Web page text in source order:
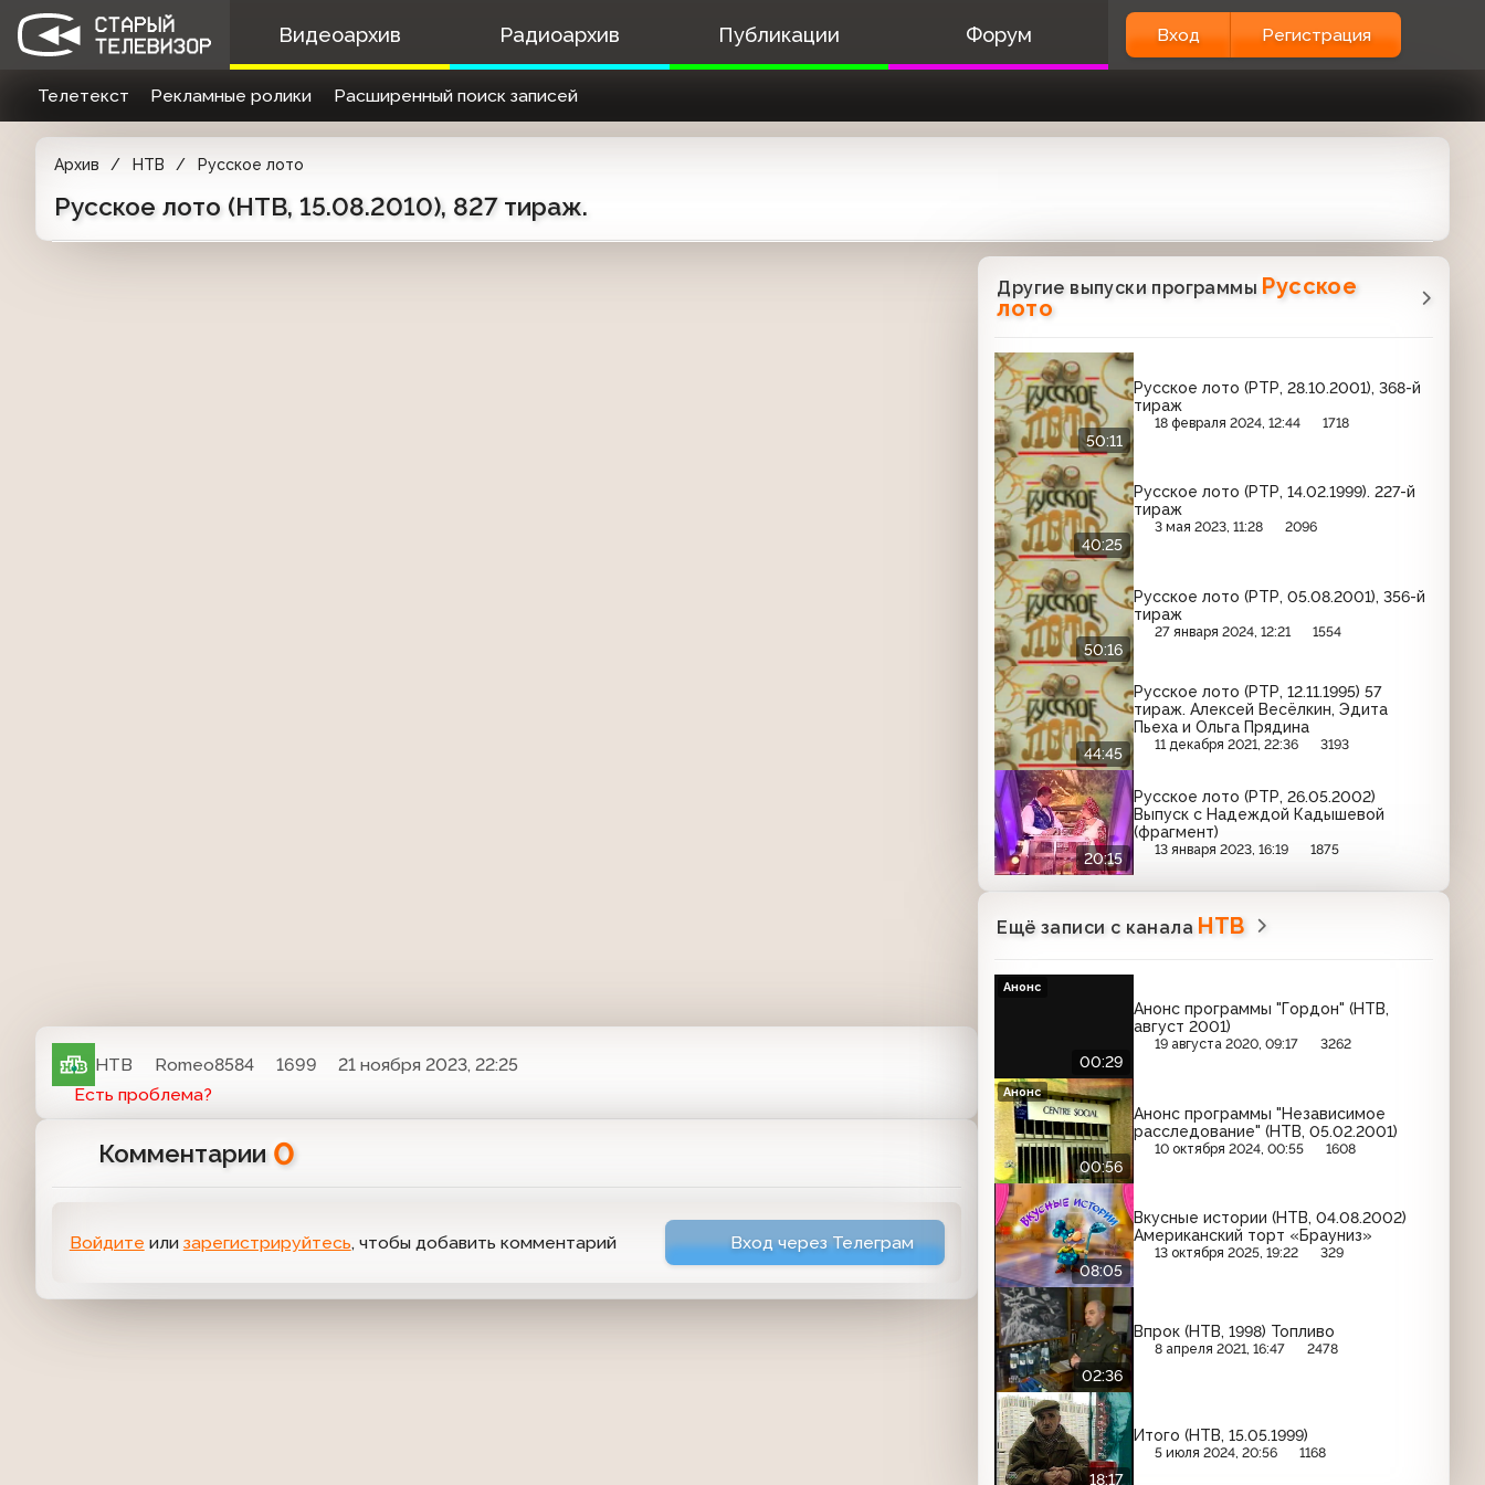
Видеоархив Радиоархив Публикации Форум Вход Регистрация
Телетекст Рекламные ролики Расширенный поиск записей
Архив НТВ Русское лото
Русское лото (НТВ, 15.08.2010), 827 тираж.
НТВ Romeo8584 1699
21 ноября 2023, 22:25
Есть проблема?
Комментарии 0
Войдите или зарегистрируйтесь, чтобы добавить комментарий Вход через Телеграм
Другие выпуски программы Русское
лото
50:11
Русское лото (РТР, 28.10.2001), 368-й
тираж
18 февраля 2024, 12:44 1718
40:25
Русское лото (РТР, 14.02.1999). 227-й
тираж
3 мая 2023, 11:28 2096
50:16
Русское лото (РТР, 05.08.2001), 356-й
тираж
27 января 2024, 12:21 1554
44:45
Русское лото (РТР, 12.11.1995) 57
тираж. Алексей Весёлкин, Эдита
Пьеха и Ольга Прядина
11 декабря 2021, 22:36 3193
20:15
Русское лото (РТР, 26.05.2002)
Выпуск с Надеждой Кадышевой
(фрагмент)
13 января 2023, 16:19 1875
Ещё записи с канала НТВ
00:29
Анонс программы "Гордон" (НТВ,
август 2001)
19 августа 2020, 09:17 3262
Анонс
00:56
Анонс программы "Независимое
расследование" (НТВ, 05.02.2001)
10 октября 2024, 00:55 1608
Анонс
08:05
Вкусные истории (НТВ, 04.08.2002)
Американский торт «Брауниз»
13 октября 2025, 19:22 329
02:36
Впрок (НТВ, 1998) Топливо
8 апреля 2021, 16:47 2478
18:17
Итого (НТВ, 15.05.1999)
5 июля 2024, 20:56 1168